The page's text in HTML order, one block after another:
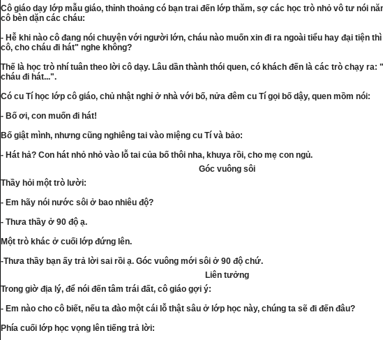
Cô giáo dạy lớp mẫu giáo, thỉnh thoảng có bạn trai đến lớp thăm, sợ các học trò nhỏ vô tư nói
cô bèn dặn các cháu:
- Hễ khi nào cô đang nói chuyện với người lớn, cháu nào muốn xin đi ra ngoài tiểu hay đại tiện
cô, cho cháu đi hát" nghe không?
Thế là học trò nhí tuân theo lời cô dạy. Lâu dần thành thói quen, có khách đến là các trò chạy ra:
cháu đi hát...".
Có cu Tí học lớp cô giáo, chủ nhật nghỉ ở nhà với bố, nửa đêm cu Tí gọi bố dậy, quen mồm nói:
- Bố ơi, con muốn đi hát!
Bố giật mình, nhưng cũng nghiêng tai vào miệng cu Tí và bảo:
- Hát hả? Con hát nhỏ nhỏ vào lỗ tai của bố thôi nha, khuya rồi, cho mẹ con ngủ.
Góc vuông sôi
Thầy hỏi một trò lười:
- Em hãy nói nước sôi ở bao nhiêu độ?
- Thưa thầy ở 90 độ ạ.
Một trò khác ở cuối lớp đứng lên.
-Thưa thầy bạn ấy trả lời sai rồi ạ. Góc vuông mới sôi ở 90 độ chứ.
Liên tưởng
Trong giờ địa lý, để nói đến tâm trái đất, cô giáo gợi ý:
- Em nào cho cô biết, nếu ta đào một cái lỗ thật sâu ở lớp học này, chúng ta sẽ đi đến đâu?
Phía cuối lớp học vọng lên tiếng trả lời: